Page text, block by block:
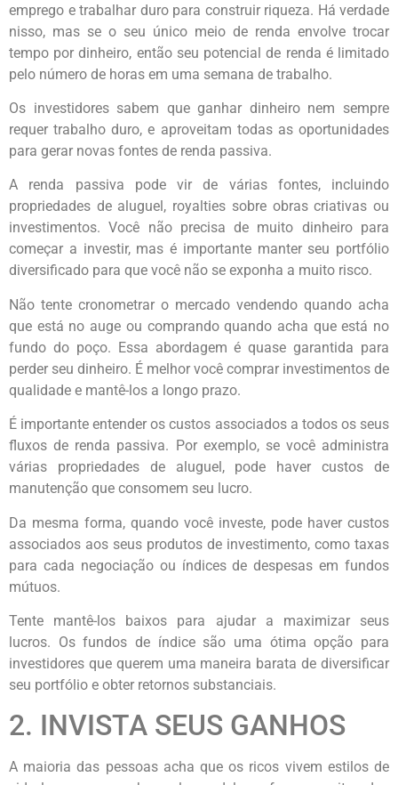
emprego e trabalhar duro para construir riqueza. Há verdade
nisso, mas se o seu único meio de renda envolve trocar
tempo por dinheiro, então seu potencial de renda é limitado
pelo número de horas em uma semana de trabalho.
Os investidores sabem que ganhar dinheiro nem sempre
requer trabalho duro, e aproveitam todas as oportunidades
para gerar novas fontes de renda passiva.
A renda passiva pode vir de várias fontes, incluindo
propriedades de aluguel, royalties sobre obras criativas ou
investimentos. Você não precisa de muito dinheiro para
começar a investir, mas é importante manter seu portfólio
diversificado para que você não se exponha a muito risco.
Não tente cronometrar o mercado vendendo quando acha
que está no auge ou comprando quando acha que está no
fundo do poço. Essa abordagem é quase garantida para
perder seu dinheiro. É melhor você comprar investimentos de
qualidade e mantê-los a longo prazo.
É importante entender os custos associados a todos os seus
fluxos de renda passiva. Por exemplo, se você administra
várias propriedades de aluguel, pode haver custos de
manutenção que consomem seu lucro.
Da mesma forma, quando você investe, pode haver custos
associados aos seus produtos de investimento, como taxas
para cada negociação ou índices de despesas em fundos
mútuos.
Tente mantê-los baixos para ajudar a maximizar seus
lucros. Os fundos de índice são uma ótima opção para
investidores que querem uma maneira barata de diversificar
seu portfólio e obter retornos substanciais.
2. INVISTA SEUS GANHOS
A maioria das pessoas acha que os ricos vivem estilos de